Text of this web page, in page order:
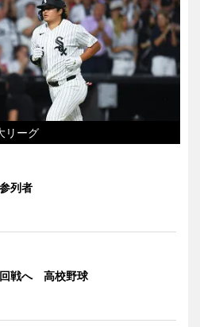
リーグ
列者
戦へ 高校野球